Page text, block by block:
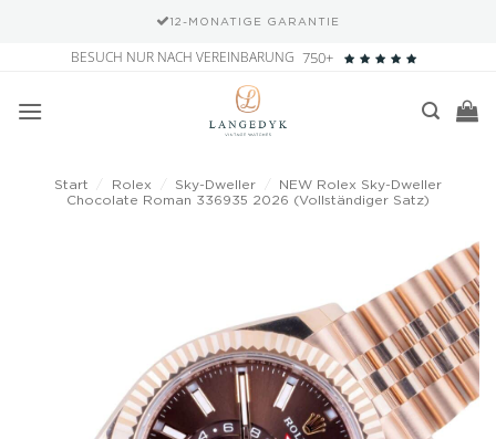
12-MONATIGE GARANTIE
springen
BESUCH NUR NACH VEREINBARUNG 750+
Start Rolex Sky-Dweller
NEW Rolex Sky-Dweller
Chocolate Roman 336935 2026 (Vollständiger Satz)
Add to
wishlist